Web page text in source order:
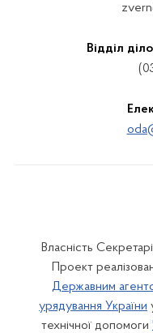
Відділ
Власність
Проект
Державним
урядування України
технічної допомоги